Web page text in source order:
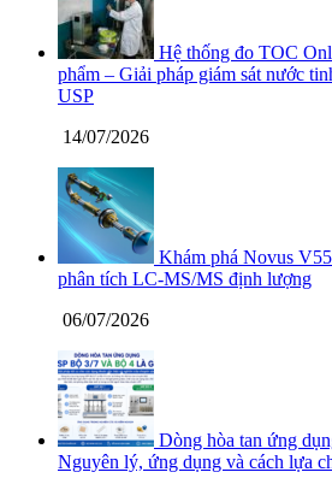
Hệ thống đo TOC
phẩm – Giải pháp giám sát nước
USP
14/07/2026
Khám phá Novus
phân tích LC-MS/MS định lượng
06/07/2026
Dòng hòa tan ứng
Nguyên lý, ứng dụng và cách lựa